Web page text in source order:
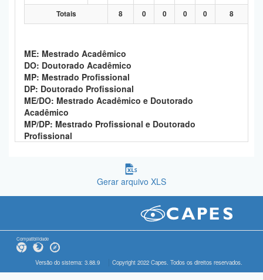
Totais 8 0 0 0 0 8
ME: Mestrado Acadêmico
DO: Doutorado Acadêmico
MP: Mestrado Profissional
DP: Doutorado Profissional
ME/DO: Mestrado Acadêmico e Doutorado
Acadêmico
MP/DP: Mestrado Profissional e Doutorado
Profissional
Gerar arquivo XLS
Compatibilidade
Versão do sistema: 3.88.9 Copyright 2022 Capes. Todos os direitos reservados.